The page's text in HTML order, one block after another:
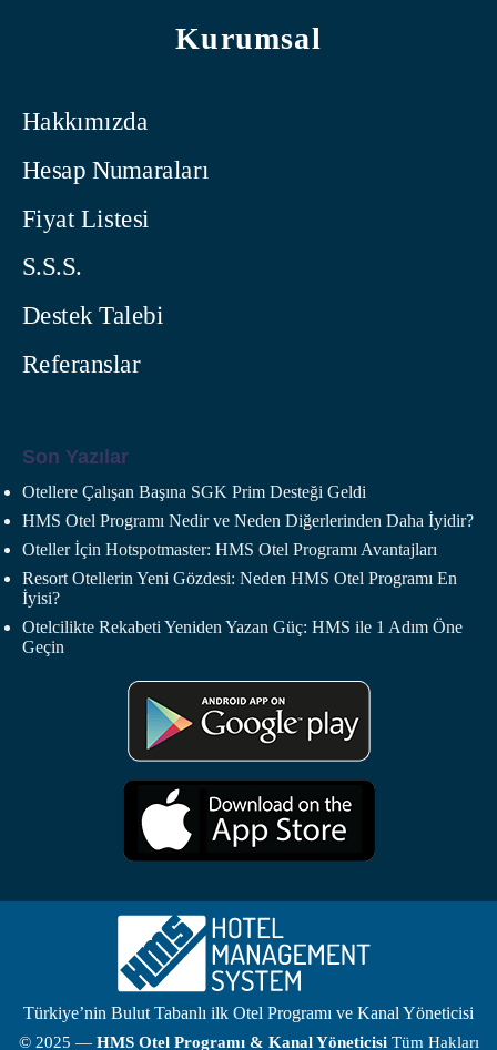
Kurumsal
Hakkımızda
Hesap Numaraları
Fiyat Listesi
S.S.S.
Destek Talebi
Referanslar
Son Yazılar
Otellere Çalışan Başına SGK Prim Desteği Geldi
HMS Otel Programı Nedir ve Neden Diğerlerinden Daha İyidir?
Oteller İçin Hotspotmaster: HMS Otel Programı Avantajları
Resort Otellerin Yeni Gözdesi: Neden HMS Otel Programı En
İyisi?
Otelcilikte Rekabeti Yeniden Yazan Güç: HMS ile 1 Adım Öne
Geçin
Türkiye’nin Bulut Tabanlı ilk Otel Programı ve Kanal Yöneticisi
© 2025 — HMS Otel Programı& Kanal YöneticisiTüm Hakları